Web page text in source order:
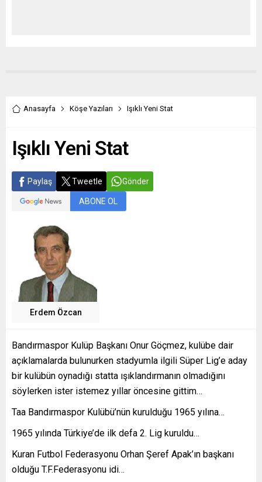
Anasayfa Köşe Yazıları Işıklı Yeni Stat
Işıklı Yeni Stat
Paylaş Tweetle Gönder
ABONE OL
Erdem Özcan
Bandırmaspor Kulüp Başkanı Onur Göçmez, kulübe dair
açıklamalarda bulunurken stadyumla ilgili Süper Lig’e aday
bir kulübün oynadığı statta ışıklandırmanın olmadığını
söylerken ister istemez yıllar öncesine gittim…
Taa Bandırmaspor Kulübü’nün kurulduğu 1965 yılına…
1965 yılında Türkiye’de ilk defa 2. Lig kuruldu…
Kuran Futbol Federasyonu Orhan Şeref Apak’ın başkanı
olduğu T.F.Federasyonu idi…